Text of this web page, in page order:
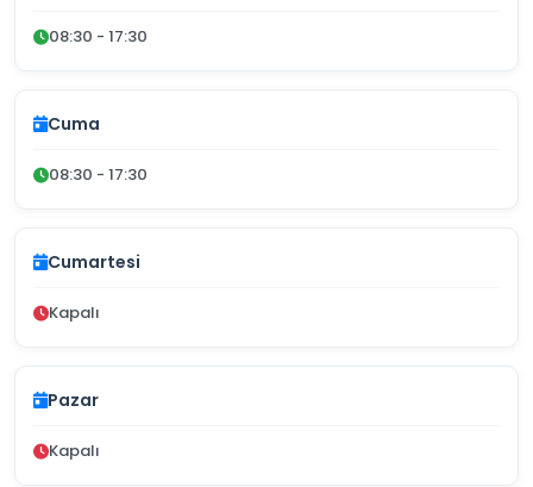
08:30 - 17:30
Cuma
08:30 - 17:30
Cumartesi
Kapalı
Pazar
Kapalı